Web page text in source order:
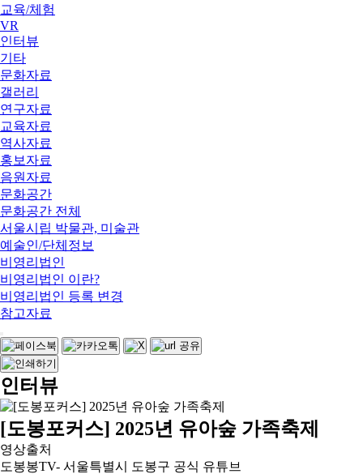
교육/체험
VR
인터뷰
기타
문화자료
갤러리
연구자료
교육자료
역사자료
홍보자료
음원자료
문화공간
문화공간 전체
서울시립 박물관, 미술관
예술인/단체정보
비영리법인
비영리법인 이란?
비영리법인 등록 변경
참고자료
인터뷰
[도봉포커스] 2025년 유아숲 가족축제
영상출처
도봉봉TV- 서울특별시 도봉구 공식 유튜브